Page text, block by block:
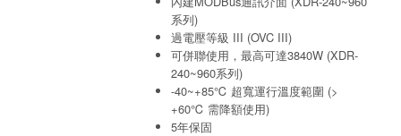
系列)
過電壓等級 III (OVC III)
可併聯使用，最高可達3840W (XDR-
240~960系列)
-40~+85℃ 超寬運行溫度範圍 (>
+60℃ 需降額使用)
5年保固